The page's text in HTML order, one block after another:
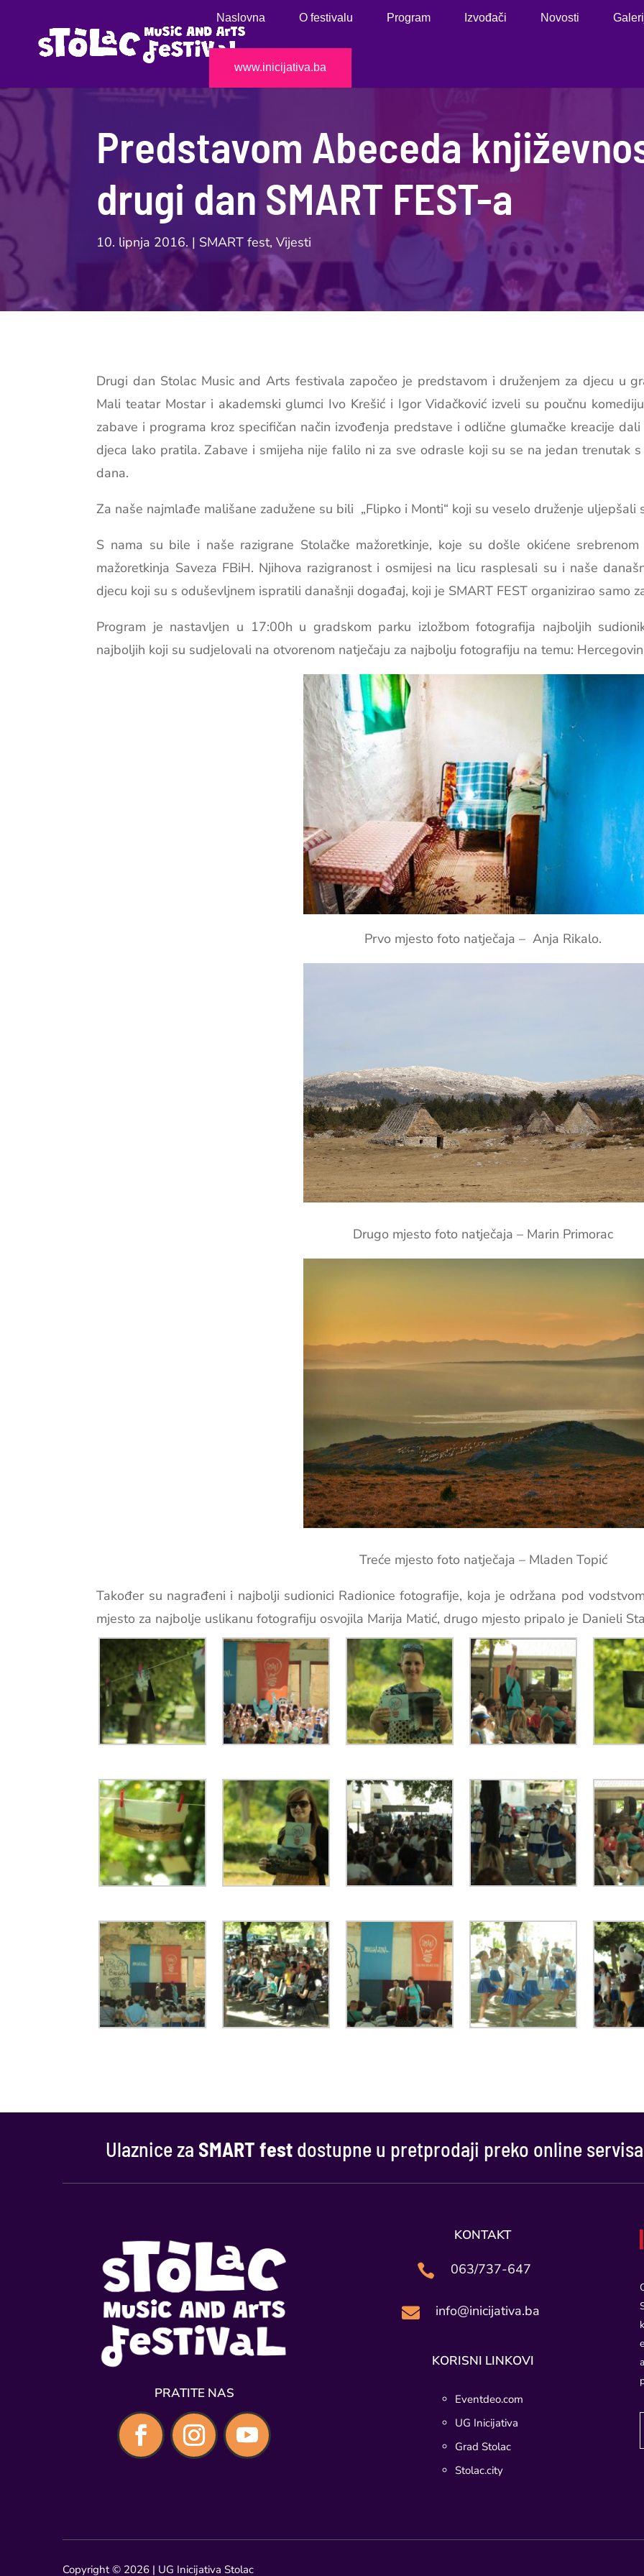
Naslovna O festivalu Program Izvođači Novosti
www.inicijativa.ba
Predstavom Abeceda
drugi dan SMART FEST-a
10. lipnja 2016. | SMART fest,Vijesti
Drugi dan Stolac Music and Arts festivala započeo je predstavom i druženjem za djecu u
Mali teatar Mostar i akademski glumci Ivo Krešić i Igor Vidačković izveli su poučnu
zabave i programa kroz specifičan način izvođenja predstave i odlične glumačke kreacije
djeca lako pratila. Zabave i smijeha nije falilo ni za sve odrasle koji su se na jedan trenutak
dana.
Za naše najmlađe mališane zadužene su bili „Flipko i Monti“ koji su veselo druženje uljepšali
S nama su bile i naše razigrane Stolačke mažoretkinje, koje su došle okićene
mažoretkinja Saveza FBiH. Njihova razigranost i osmijesi na licu rasplesali su i naše
djecu koji su s oduševljnem ispratili današnji događaj, koji je SMART FEST organizirao samo
Program je nastavljen u 17:00h u gradskom parku izložbom fotografija najboljih
najboljih koji su sudjelovali na otvorenom natječaju za najbolju fotografiju na temu:
Prvo mjesto foto natječaja – Anja Rikalo.
Drugo mjesto foto natječaja – Marin Primorac
Treće mjesto foto natječaja – Mladen Topić
Također su nagrađeni i najbolji sudionici Radionice fotografije, koja je održana pod
mjesto za najbolje uslikanu fotografiju osvojila Marija Matić, drugo mjesto pripalo je Danieli
Ulaznice za SMART fest dostupne u pretprodaji preko online servisa
PRATITE NAS
KONTAKT
 063/737-647
 info@inicijativa.ba
KORISNI LINKOVI
Eventdeo.com
UG Inicijativa
Grad Stolac
Stolac.city
Copyright © 2026 | UG Inicijativa Stolac